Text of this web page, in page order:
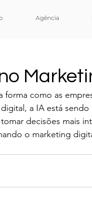
Agência
como as
a IA está sendo
decisões mais
o marketing